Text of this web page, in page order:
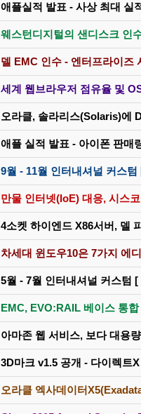
애플실적 발표 - 사상 최대 실
웨스턴디지털의 샌디스크 인
델 EMC 인수 - 엔터프라이즈
세계 웹브라우저 점유율 및
오라클, 솔라리스(Solaris)에
애플 실적 발표 - 아이폰 판매
9월 - 11월 인터내셔널 커스
만물 인터넷(IoE) 대응, 시스
4소켓 하이엔드 X86서버, 델
차세대 윈도우10은 7가지 에
5월 - 7월 인터내셔널 커스텀
EMC, EVO:RAIL 베이스 통
아마존 웹 서비스, 보다 대용
3D마크 v1.5 공개 - 다이렉트
오라클 엑사데이터